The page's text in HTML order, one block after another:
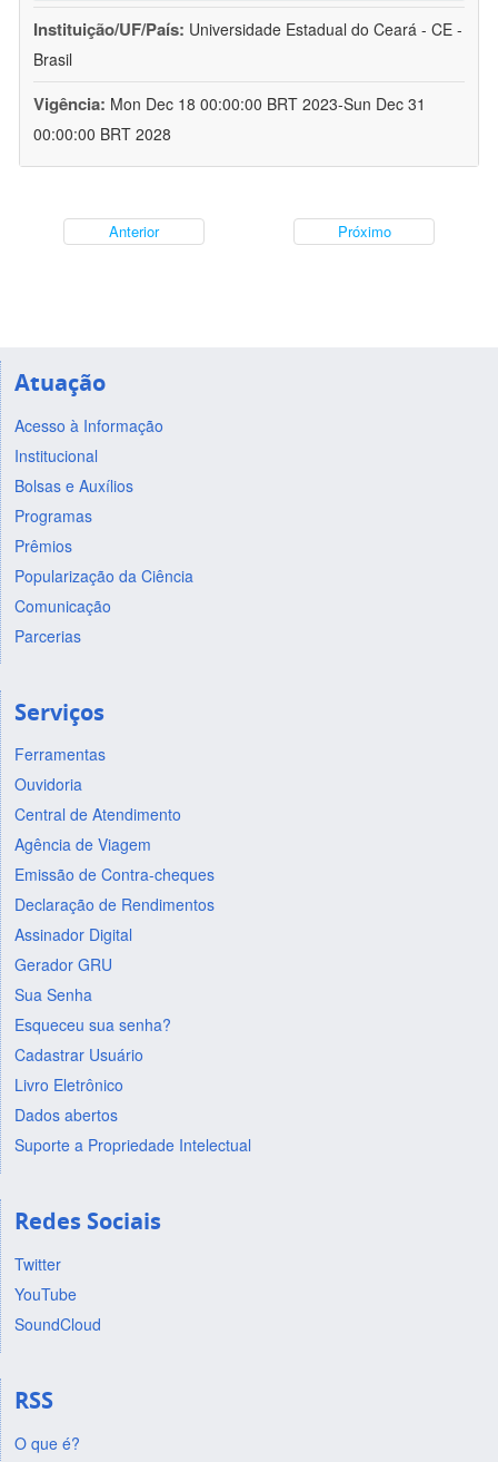
Instituição/UF/País: Universidade Estadual do Ceará - CE -
Brasil
Vigência: Mon Dec 18 00:00:00 BRT 2023-Sun Dec 31
00:00:00 BRT 2028
Anterior Próximo
Atuação
Acesso à Informação
Institucional
Bolsas e Auxílios
Programas
Prêmios
Popularização da Ciência
Comunicação
Parcerias
Serviços
Ferramentas
Ouvidoria
Central de Atendimento
Agência de Viagem
Emissão de Contra-cheques
Declaração de Rendimentos
Assinador Digital
Gerador GRU
Sua Senha
Esqueceu sua senha?
Cadastrar Usuário
Livro Eletrônico
Dados abertos
Suporte a Propriedade Intelectual
Redes Sociais
Twitter
YouTube
SoundCloud
RSS
O que é?